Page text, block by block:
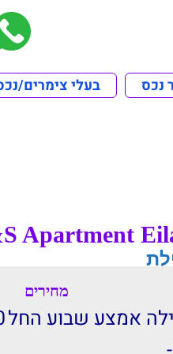
נכס בעלי צימרים/
Apartment
מחירים
אמצע שבוע החל